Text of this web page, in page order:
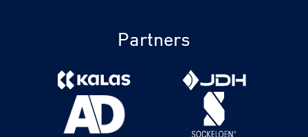
Partners